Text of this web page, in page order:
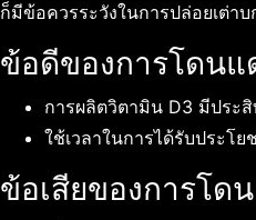
ก็มีข้อควรระวังในการปล่อยเต่า
ข้อดีของการโดนแ
การผลิตวิตามิน D3 มีประ
ใช้เวลาในการได้รับประโ
ข้อเสียของการโด